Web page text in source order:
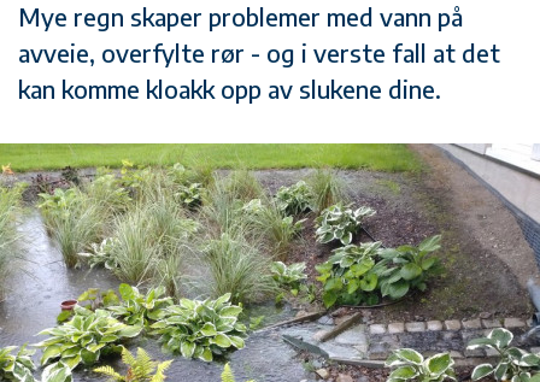
Mye regn skaper problemer med vann på
avveie, overfylte rør - og i verste fall at det
kan komme kloakk opp av slukene dine.